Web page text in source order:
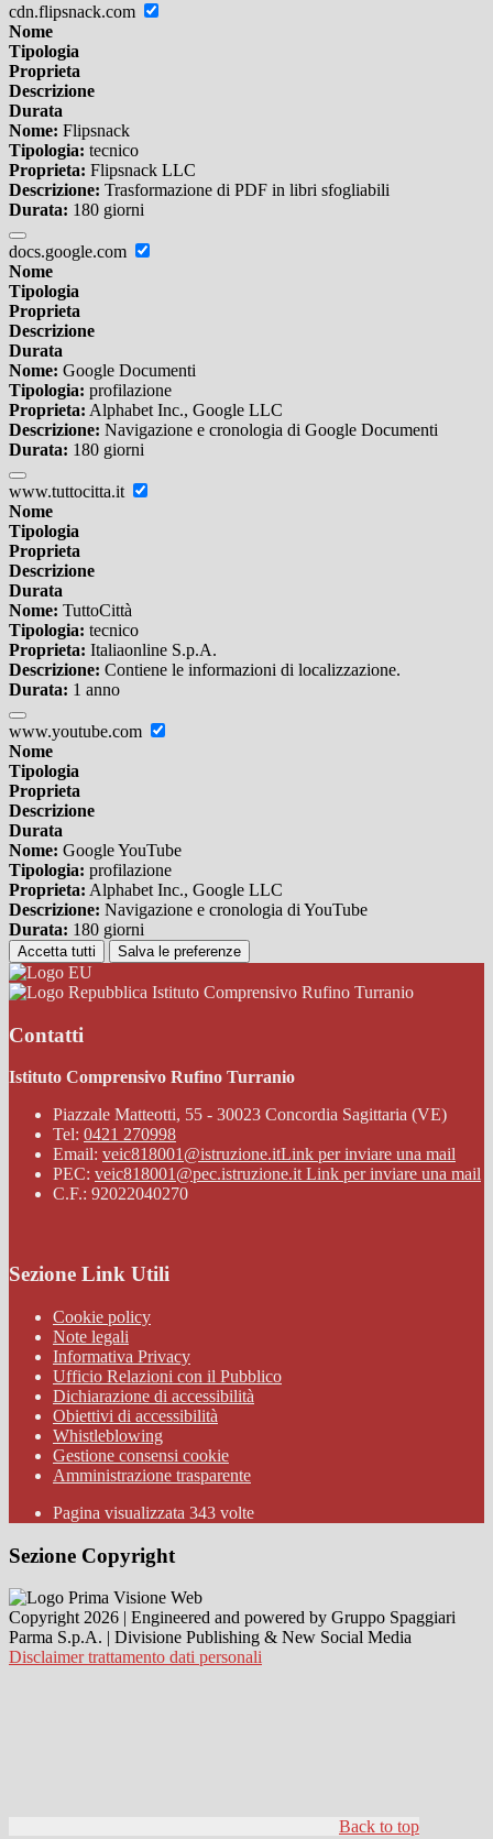
cdn.flipsnack.com
Nome
Tipologia
Proprieta
Descrizione
Durata
Nome: Flipsnack
Tipologia: tecnico
Proprieta: Flipsnack LLC
Descrizione: Trasformazione di PDF in libri sfogliabili
Durata: 180 giorni
docs.google.com
Nome
Tipologia
Proprieta
Descrizione
Durata
Nome: Google Documenti
Tipologia: profilazione
Proprieta: Alphabet Inc., Google LLC
Descrizione: Navigazione e cronologia di Google Documenti
Durata: 180 giorni
www.tuttocitta.it
Nome
Tipologia
Proprieta
Descrizione
Durata
Nome: TuttoCittà
Tipologia: tecnico
Proprieta: Italiaonline S.p.A.
Descrizione: Contiene le informazioni di localizzazione.
Durata: 1 anno
www.youtube.com
Nome
Tipologia
Proprieta
Descrizione
Durata
Nome: Google YouTube
Tipologia: profilazione
Proprieta: Alphabet Inc., Google LLC
Descrizione: Navigazione e cronologia di YouTube
Durata: 180 giorni
Accetta tutti Salva le preferenze
Istituto Comprensivo Rufino Turranio
Contatti
Istituto Comprensivo Rufino Turranio
Piazzale Matteotti, 55 - 30023 Concordia Sagittaria (VE)
Tel: 0421 270998
Email: veic818001@istruzione.itLink per inviare una mail
PEC: veic818001@pec.istruzione.it Link per inviare una mail
C.F.: 92022040270
Sezione Link Utili
Cookie policy
Note legali
Informativa Privacy
Ufficio Relazioni con il Pubblico
Dichiarazione di accessibilità
Obiettivi di accessibilità
Whistleblowing
Gestione consensi cookie
Amministrazione trasparente
Pagina visualizzata 343 volte
Sezione Copyright
Copyright 2026 | Engineered and powered by Gruppo Spaggiari
Parma S.p.A. | Divisione Publishing & New Social Media
Disclaimer trattamento dati personali
Back to top